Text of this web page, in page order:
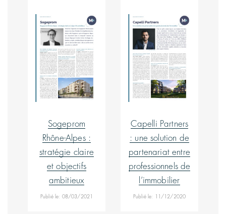
Sogeprom
Rhône-Alpes :
stratégie claire
et objectifs
ambitieux
Publié le: 08/03/2021
Capelli Partners
: une solution de
partenariat entre
professionnels de
l’immobilier
Publié le: 11/12/2020